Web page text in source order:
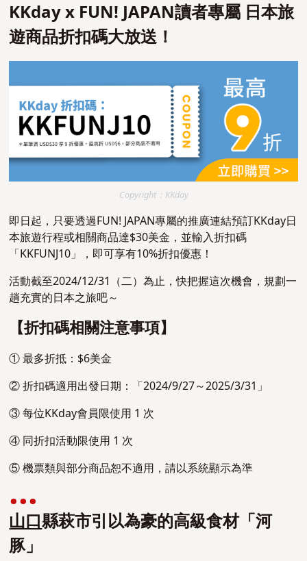
KKday x FUN! JAPAN讀者專屬 日本旅
遊商品折扣碼大放送！
Copyright：KKday
即日起，只要透過FUN! JAPAN專屬的推廣連結預訂KKday日
本旅遊行程或相關商品達$30美金，並輸入折扣碼
「KKFUNJ10」，即可享有10%折扣優惠！
活動截至2024/12/31（二）為止，快把握這次機會，規劃一
趟充實的日本之旅吧～
【折扣碼相關注意事項】
① 最多折抵：$6美金
② 折扣碼適用出發日期：「2024/9/27～2025/3/31」
③ 每位KKday會員限使用 1 次
④ 同折扣活動限使用 1 次
⑤ 機票類與部分商品恕不適用，請以系統顯示為準
山口縣萩市引以為豪的高級食材「河
豚」